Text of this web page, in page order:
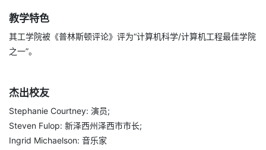
教学特色
其工学院被《普林斯顿评论》评为“计算机科学/计算机工程最佳学院
之一”。
杰出校友
Stephanie Courtney: 演员;
Steven Fulop: 新泽西州泽西市市长;
Ingrid Michaelson: 音乐家